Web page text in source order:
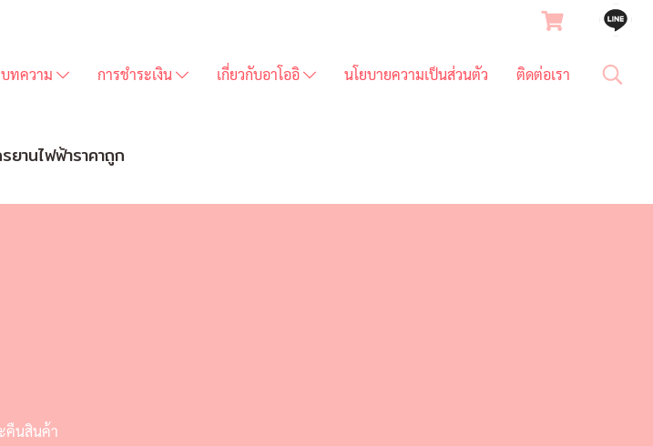
บทความ การชำระเงิน เกี่ยวกับอาโออิ นโยบายความเป็นส่วนตัว ติดต่อเรา
ยานไฟฟ้าราคาถูก
คืนสินค้า